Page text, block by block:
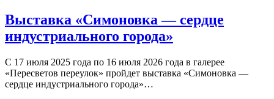
Выставка «Симоновка — сердце
индустриального города»
С 17 июля 2025 года по 16 июля 2026 года в галерее
«Пересветов переулок» пройдет выставка «Симоновка —
сердце индустриального города»…